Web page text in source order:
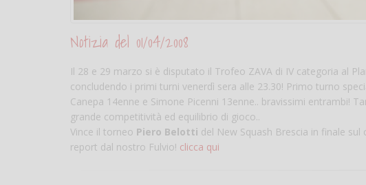
Notizia del 01/04/2008
Il 28 e 29 marzo si è disputato il Trofeo ZAVA di IV categoria al
concludendo i primi turni venerdì sera alle 23.30! Primo turno
Canepa 14enne e Simone Picenni 13enne.. bravissimi entrambi!
grande competitività ed equilibrio di gioco..
Vince il torneo Piero Belotti del New Squash Brescia in finale
report dal nostro Fulvio! clicca qui